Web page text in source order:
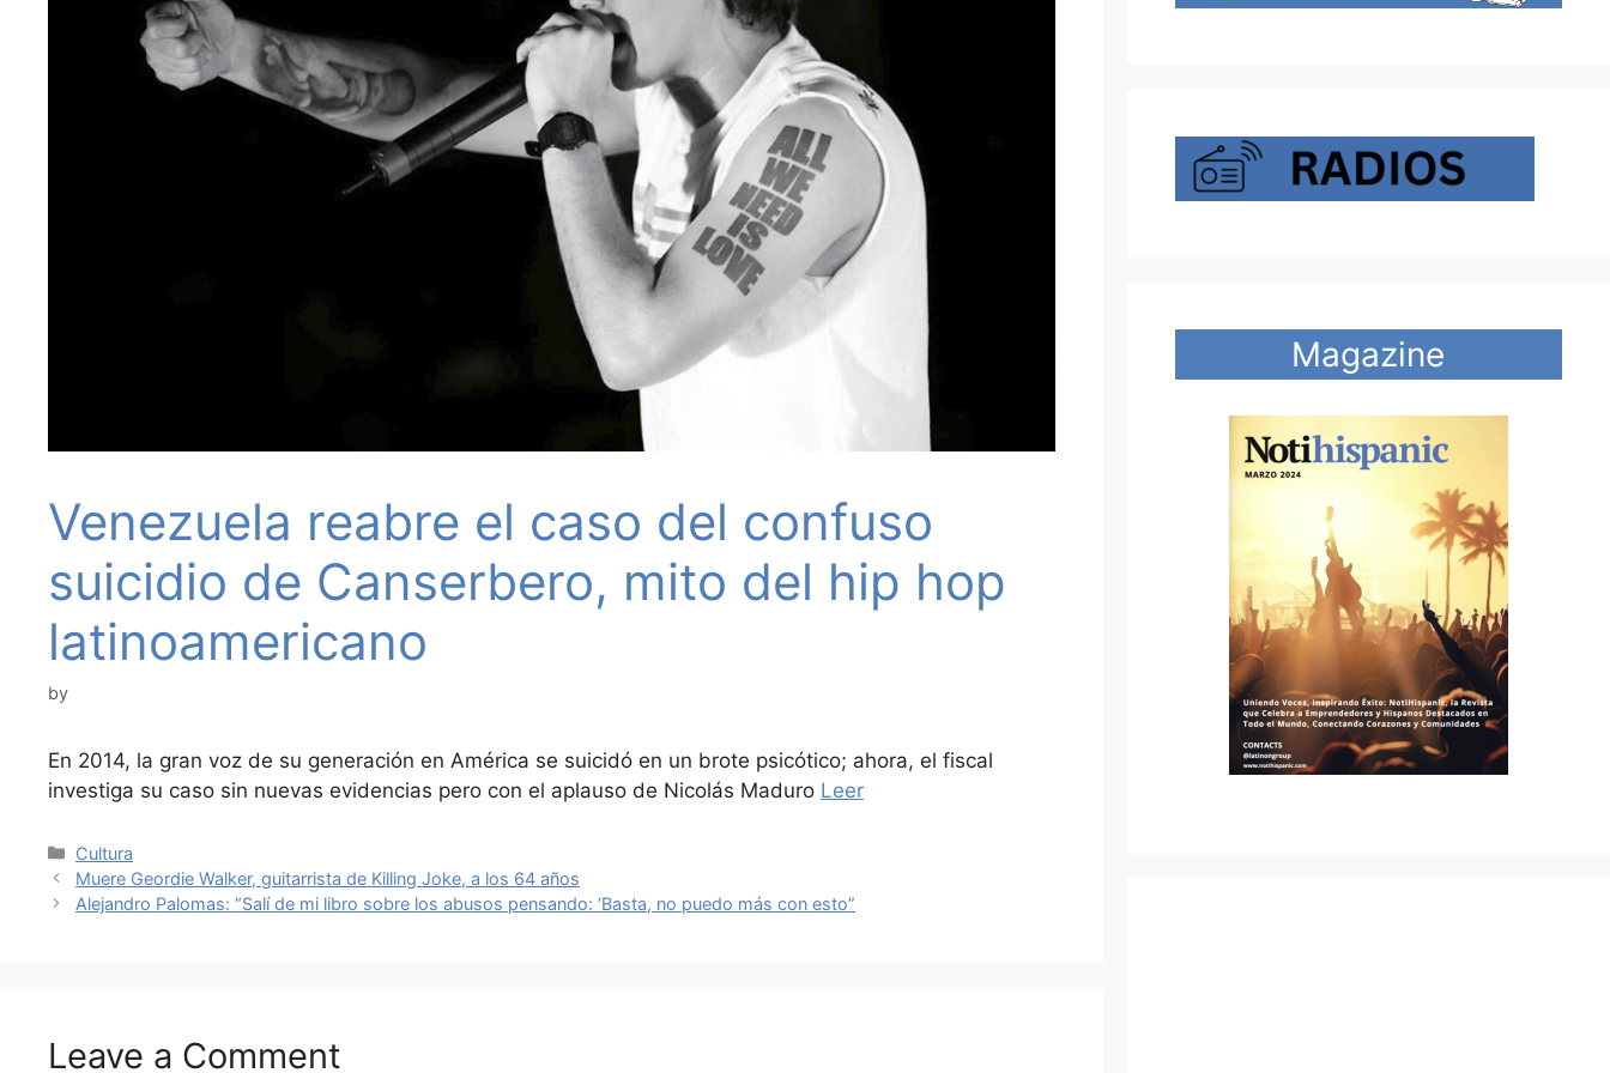
Venezuela reabre el caso del confuso
suicidio de Canserbero, mito del hip hop
latinoamericano
by
En 2014, la gran voz de su generación en América se suicidó en un brote psicótico; ahora, el fiscal
investiga su caso sin nuevas evidencias pero con el aplauso de Nicolás Maduro Leer
Categories
Cultura
Muere Geordie Walker, guitarrista de Killing Joke, a los 64 años
Alejandro Palomas: “Salí de mi libro sobre los abusos pensando: ‘Basta, no puedo más con esto”
Leave a Comment
Magazine